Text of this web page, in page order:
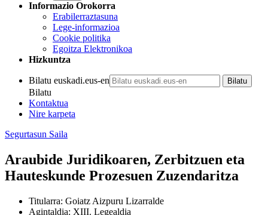
Informazio Orokorra
Erabilerraztasuna
Lege-informazioa
Cookie politika
Egoitza Elektronikoa
Hizkuntza
Bilatu euskadi.eus-en
Bilatu
Kontaktua
Nire karpeta
Segurtasun Saila
Araubide Juridikoaren, Zerbitzuen eta
Hauteskunde Prozesuen Zuzendaritza
Titularra: Goiatz Aizpuru Lizarralde
Agintaldia: XIII. Legealdia